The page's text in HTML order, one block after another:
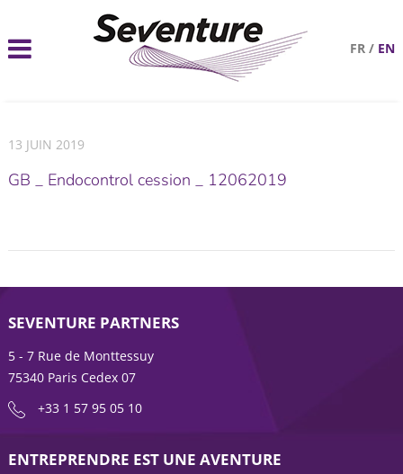
FR / EN
13 JUIN 2019
GB _ Endocontrol cession _ 12062019
SEVENTURE PARTNERS
5 - 7 Rue de Monttessuy
75340 Paris Cedex 07
+33 1 57 95 05 10
ENTREPRENDRE EST UNE AVENTURE